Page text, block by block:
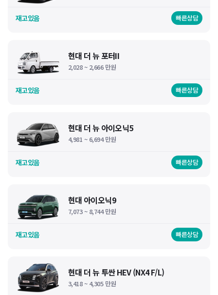
재고있음 빠른상담
현대 더 뉴 포터II
2,028 ~ 2,666 만원
재고있음 빠른상담
현대 더 뉴 아이오닉5
4,981 ~ 6,694 만원
재고있음 빠른상담
현대 아이오닉9
7,073 ~ 8,744 만원
재고있음 빠른상담
현대 더 뉴 투싼 HEV (NX4 F/L)
3,418 ~ 4,305 만원